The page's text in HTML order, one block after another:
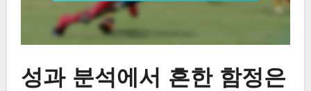
성과 분석에서 흔한 함정은